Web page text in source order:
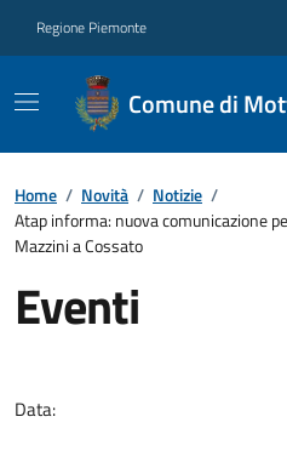
Regione Piemonte
Comune di
Home / Novità / Notizie /
Atap informa: nuova comunicazione
Mazzini a Cossato
Eventi
Data: